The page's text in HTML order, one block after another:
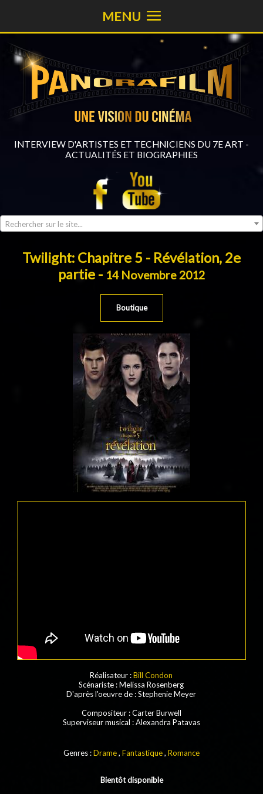
INTERVIEW D'ARTISTES ET TECHNICIENS DU 7E ART -
ACTUALITÉS ET BIOGRAPHIES
Rechercher sur le site...
MENU
Twilight: Chapitre 5 - Révélation, 2e
partie - 14 Novembre 2012
Boutique
Réalisateur :Bill Condon
Scénariste : Melissa Rosenberg
D'après l'oeuvre de : Stephenie Meyer
Compositeur : Carter Burwell
Superviseur musical : Alexandra Patavas
Genres :Drame, Fantastique, Romance
Bientôt disponible